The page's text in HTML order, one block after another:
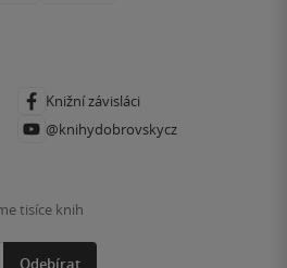
Knižní závisláci
@knihydobrovskycz
tisíce knih
Odebírat